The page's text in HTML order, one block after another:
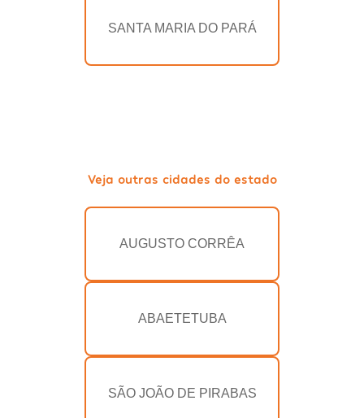
SANTA MARIA DO PARÁ
Veja outras cidades do estado
AUGUSTO CORRÊA
ABAETETUBA
SÃO JOÃO DE PIRABAS